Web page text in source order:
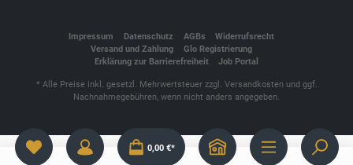
0,00 €*
Impressum Datenschutz AGBs
Widerrufsrecht
Versand und Zahlung
Glo Registrierung
Erklärung zur Barrierefreiheit
Job Portal
* Alle Preise inkl. gesetzl. Mehrwertsteuer zzgl. Versandkosten und ggf.
Nachnahmegebühren, wenn nicht anders angegeben.